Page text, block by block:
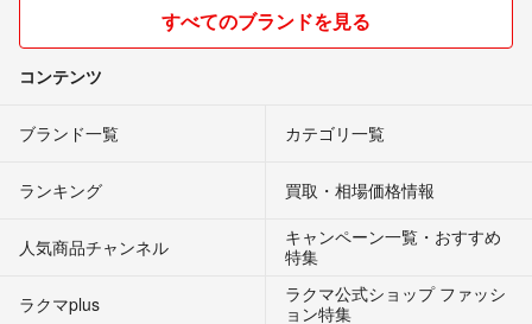
すべてのブランドを見る
コンテンツ
ブランド一覧 カテゴリ一覧
ランキング 買取・相場価格情報
人気商品チャンネル
キャンペーン一覧・おすすめ
特集
ラクマplus
ラクマ公式ショップ ファッシ
ョン特集